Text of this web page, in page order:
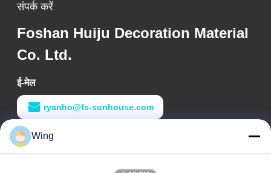
संपर्क करें
Foshan Huiju Decoration Material
Co. Ltd.
ई-मेल
ryanho@fs-sunhouse.com
काम का समय
9:00-18:00
Wing